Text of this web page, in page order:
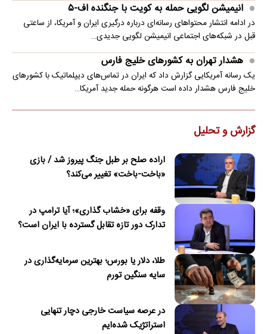
انیمیشن لگویی حمله به کویت با جنگنده اف-۵
در ادامه انتشار محتواهای رسانه‌ای درباره درگیری ایران و آمریکا، از ساعتی
قبل در شبکه‌های اجتماعی انیمیشن لگویی جدیدی…
هشدار تهران به کشورهای خلیج فارس
یک رسانه آمریکایی گزارش داد که ایران در تماس‌های دیپلماتیک با کشورهای
خلیج فارس هشدار داده است هرگونه حمله جدید آمریکا…
گزارش و تحلیل
اراده صلح بر طبل جنگ پیروز شد / بازی
«باخت-باخت» تغییر می‌کند؟
وقفه برای «خشاب گذاری»؛ آیا ترامپ در
تدارک دور تازه تقابل گسترده با ایران است؟
طلا، دلار یا بورس؛ بهترین سرمایه‌گذاری در
سایه سنگین تورم
در عرصه سیاست خارجی دچار تنهایی
استراتژیک شده‌ایم